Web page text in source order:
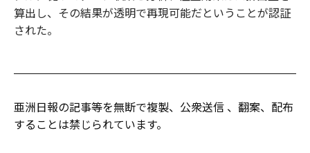
算出し、その結果が透明で再現可能だということが認証
された。
亜洲日報の記事等を無断で複製、公衆送信 、翻案、配布
することは禁じられています。